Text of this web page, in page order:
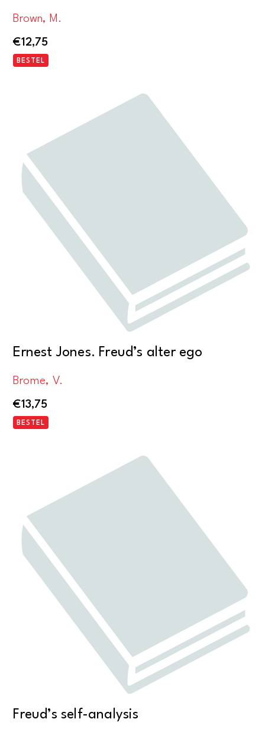
Brown, M.
€12,75
BESTEL
Ernest Jones. Freud’s alter ego
Brome, V.
€13,75
BESTEL
Freud’s self-analysis